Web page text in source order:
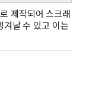
제작되어 스크래
겨날 수 있고 이는